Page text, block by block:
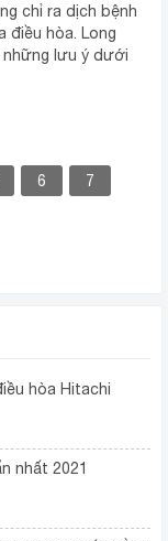
chỉ ra dịch bệnh
điều hòa. Long
những lưu ý dưới
6 7
hòa Hitachi
nhất 2021